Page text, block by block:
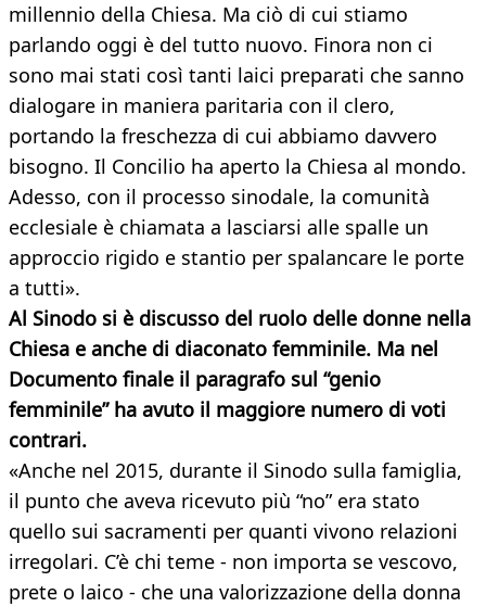
millennio della Chiesa. Ma ciò di cui stiamo
parlando oggi è del tutto nuovo. Finora non ci
sono mai stati così tanti laici preparati che sanno
dialogare in maniera paritaria con il clero,
portando la freschezza di cui abbiamo davvero
bisogno. Il Concilio ha aperto la Chiesa al mondo.
Adesso, con il processo sinodale, la comunità
ecclesiale è chiamata a lasciarsi alle spalle un
approccio rigido e stantio per spalancare le porte
a tutti».
Al Sinodo si è discusso del ruolo delle donne nella
Chiesa e anche di diaconato femminile. Ma nel
Documento finale il paragrafo sul “genio
femminile” ha avuto il maggiore numero di voti
contrari.
«Anche nel 2015, durante il Sinodo sulla famiglia,
il punto che aveva ricevuto più “no” era stato
quello sui sacramenti per quanti vivono relazioni
irregolari. C’è chi teme - non importa se vescovo,
prete o laico - che una valorizzazione della donna